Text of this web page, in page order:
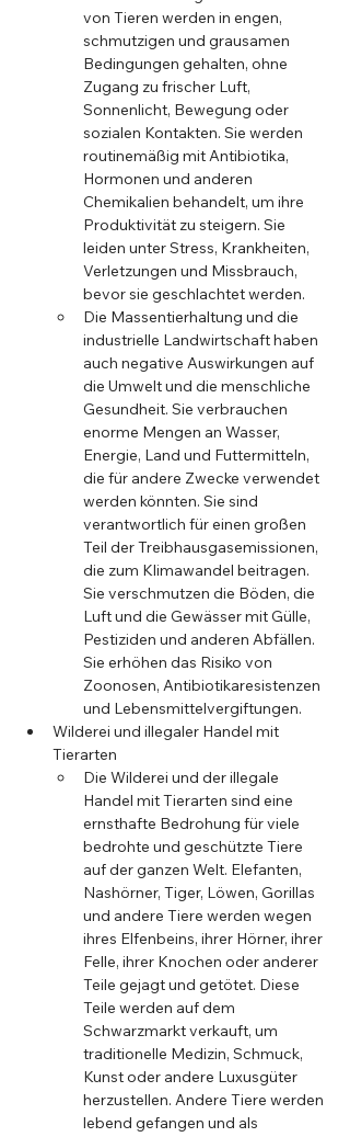
von Tieren werden in engen,
schmutzigen und grausamen
Bedingungen gehalten, ohne
Zugang zu frischer Luft,
Sonnenlicht, Bewegung oder
sozialen Kontakten. Sie werden
routinemäßig mit Antibiotika,
Hormonen und anderen
Chemikalien behandelt, um ihre
Produktivität zu steigern. Sie
leiden unter Stress, Krankheiten,
Verletzungen und Missbrauch,
bevor sie geschlachtet werden.
Die Massentierhaltung und die
industrielle Landwirtschaft haben
auch negative Auswirkungen auf
die Umwelt und die menschliche
Gesundheit. Sie verbrauchen
enorme Mengen an Wasser,
Energie, Land und Futtermitteln,
die für andere Zwecke verwendet
werden könnten. Sie sind
verantwortlich für einen großen
Teil der Treibhausgasemissionen,
die zum Klimawandel beitragen.
Sie verschmutzen die Böden, die
Luft und die Gewässer mit Gülle,
Pestiziden und anderen Abfällen.
Sie erhöhen das Risiko von
Zoonosen, Antibiotikaresistenzen
und Lebensmittelvergiftungen.
Wilderei und illegaler Handel mit
Tierarten
Die Wilderei und der illegale
Handel mit Tierarten sind eine
ernsthafte Bedrohung für viele
bedrohte und geschützte Tiere
auf der ganzen Welt. Elefanten,
Nashörner, Tiger, Löwen, Gorillas
und andere Tiere werden wegen
ihres Elfenbeins, ihrer Hörner, ihrer
Felle, ihrer Knochen oder anderer
Teile gejagt und getötet. Diese
Teile werden auf dem
Schwarzmarkt verkauft, um
traditionelle Medizin, Schmuck,
Kunst oder andere Luxusgüter
herzustellen. Andere Tiere werden
lebend gefangen und als